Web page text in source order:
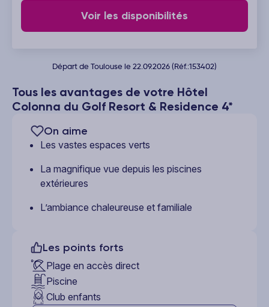
Tous les avantages de votre Hôtel
Colonna du Golf Resort & Residence 4*
On aime
Les vastes espaces verts
La magnifique vue depuis les piscines
extérieures
L’ambiance chaleureuse et familiale
Les points forts
Plage en accès direct
Piscine
Club enfants
Voir les disponibilités
Départ de Toulouse le 22.09.2026 (Réf.:153402)